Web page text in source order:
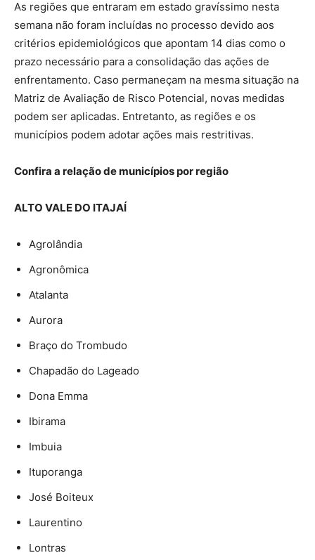
As regiões que entraram em estado gravíssimo nesta
semana não foram incluídas no processo devido aos
critérios epidemiológicos que apontam 14 dias como o
prazo necessário para a consolidação das ações de
enfrentamento. Caso permaneçam na mesma situação na
Matriz de Avaliação de Risco Potencial, novas medidas
podem ser aplicadas. Entretanto, as regiões e os
municípios podem adotar ações mais restritivas.
Confira a relação de municípios por região
ALTO VALE DO ITAJAÍ
Agrolândia
Agronômica
Atalanta
Aurora
Braço do Trombudo
Chapadão do Lageado
Dona Emma
Ibirama
Imbuia
Ituporanga
José Boiteux
Laurentino
Lontras